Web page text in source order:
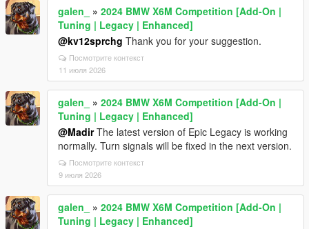
galen_ » 2024 BMW X6M Competition [Add-On |
Tuning | Legacy | Enhanced]
@kv12sprchg Thank you for your suggestion.
Посмотрите контекст
11 июля 2026
galen_ » 2024 BMW X6M Competition [Add-On |
Tuning | Legacy | Enhanced]
@MadirThe latest version of Epic Legacy is working
normally. Turn signals will be fixed in the next version.
Посмотрите контекст
9 июля 2026
galen_ » 2024 BMW X6M Competition [Add-On |
Tuning | Legacy | Enhanced]